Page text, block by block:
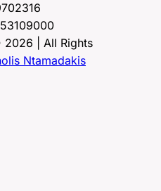
| All Rights
Ntamadakis